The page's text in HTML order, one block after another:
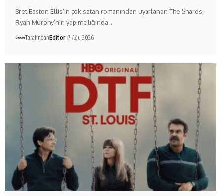
Bret Easton Ellis’in çok satan romanından uyarlanan The Shards,
Ryan Murphy’nin yapımcılığında…
TarafındanEditör 7 Ağu 2026